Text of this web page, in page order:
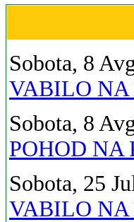
Sobota, 8
VABILO NA
Sobota, 8
POHOD NA
Sobota, 25
VABILO NA